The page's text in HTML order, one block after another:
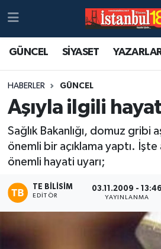
GÜNCEL SİYASET
HABERLER GÜNCEL
Aşıyla ilgili
Sağlık Bakanlığı, domuz gribi
önemli bir açıklama yaptı. İşte
önemli hayati uyarı;
TE BILISIM
EDITÖR
03.11.2009 - 13:46
YAYINLANMA